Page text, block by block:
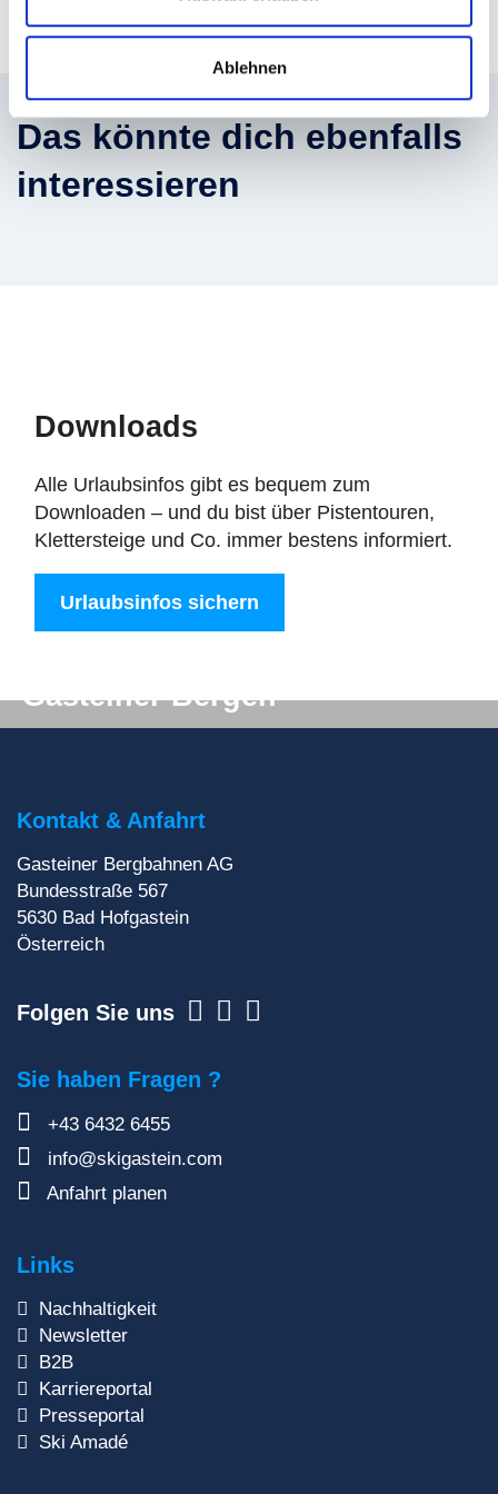
Ablehnen
Das könnte dich ebenfalls
interessieren
Downloads
Alle Urlaubsinfos gibt es bequem zum
Downloaden – und du bist über Pistentouren,
Klettersteige und Co. immer bestens informiert.
Urlaubsinfos sichern
Gasteiner Bergen
Postfach!
Zur Newsletteranmeldung
Kontakt & Anfahrt
Gasteiner Bergbahnen AG
Bundesstraße 567
5630 Bad Hofgastein
Österreich
Folgen Sie uns
Sie haben Fragen ?
+43 6432 6455
info@skigastein.com
Anfahrt planen
Links
Nachhaltigkeit
Newsletter
B2B
Karriereportal
Presseportal
Ski Amadé